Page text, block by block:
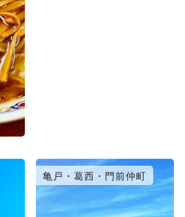
亀戸・葛西・門前仲町